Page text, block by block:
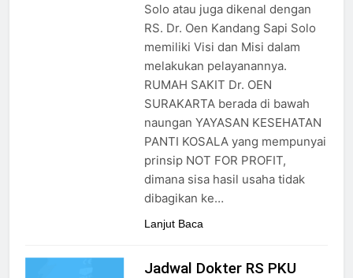
15/07/2025
Jadwal Dokter RS Mulia
Hati Wonogiri
15/07/2025
Pendaftaran Pasien BPJS
RSUD Bung Karno
24/05/2024
Pendaftaran Pasien BPJS
RSUD Banyumas
24/05/2024
Solo atau juga dikenal dengan
RS. Dr. Oen Kandang Sapi Solo
memiliki Visi dan Misi dalam
melakukan pelayanannya.
RUMAH SAKIT Dr. OEN
SURAKARTA berada di bawah
naungan YAYASAN KESEHATAN
PANTI KOSALA yang mempunyai
prinsip NOT FOR PROFIT,
dimana sisa hasil usaha tidak
dibagikan ke…
Lanjut Baca
Jadwal Dokter RS PKU